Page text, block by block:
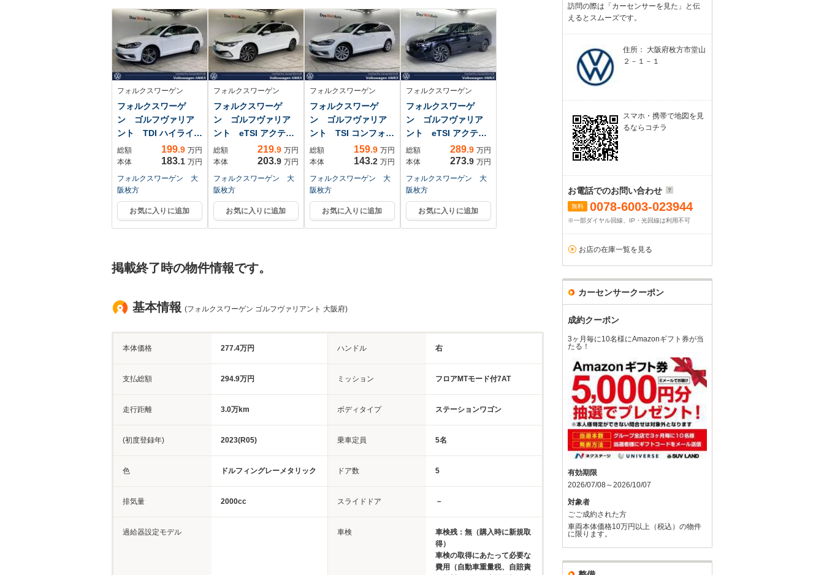
ンカー付きドアミラ
フォルクスワーゲン
フォルクスワーゲ
ン ゴルフヴァリア
ント TDI ハイライン
マ...
総額 199.9 万円
本体
183.1 万円
フォルクスワーゲン 大
阪枚方
お気に入りに追加
フォルクスワーゲン
フォルクスワーゲ
ン ゴルフヴァリア
ント eTSI アクティ
ブ ...
総額 219.9 万円
本体
203.9 万円
フォルクスワーゲン 大
阪枚方
お気に入りに追加
フォルクスワーゲン
フォルクスワーゲ
ン ゴルフヴァリア
ント TSI コンフォー
ト...
総額 159.9 万円
本体
143.2 万円
フォルクスワーゲン 大
阪枚方
お気に入りに追加
フォルクスワーゲン
フォルクスワーゲ
ン ゴルフヴァリア
ント eTSI アクティ
ブ ...
総額 289.9 万円
本体
273.9 万円
フォルクスワーゲン 大
阪枚方
お気に入りに追加
掲載終了時の物件情報です。
基本情報 (フォルクスワーゲン ゴルフヴァリアント 大阪府)
本体価格 277.4万円 ハンドル 右
支払総額 294.9万円 ミッション フロアMTモード付7AT
走行距離 3.0万km ボディタイプ ステーションワゴン
(初度登録年) 2023(R05) 乗車定員 5名
色 ドルフィングレーメタリック ドア数 5
排気量 2000cc スライドドア －
過給器設定モデル 車検
車検残：無（購入時に新規取
得）
車検の取得にあたって必要な
費用（自動車重量税、自賠責
訪問の際は「カーセンサーを見た」と伝
えるとスムーズです。
住所： 大阪府枚方市堂山
２－１－１
スマホ・携帯で地図を見
るならコチラ
お電話でのお問い合わせ
無料 0078-6003-023944
※一部ダイヤル回線、IP・光回線は利用不可
お店の在庫一覧を見る
カーセンサークーポン
成約クーポン
3ヶ月毎に10名様にAmazonギフト券が当
たる！
有効期限
2026/07/08～2026/10/07
対象者
ごご成約された方
車両本体価格10万円以上（税込）の物件
に限ります。